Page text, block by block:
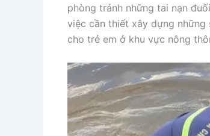
phòng tránh những tai nạn
việc cần thiết xây dựng những
cho trẻ em ở khu vực nông